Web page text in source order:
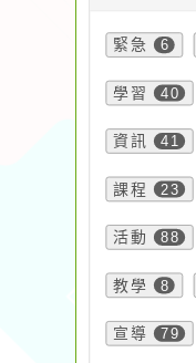
緊急 6
學習 40
資訊 41
課程 23
活動 88
教學 8
宣導 79